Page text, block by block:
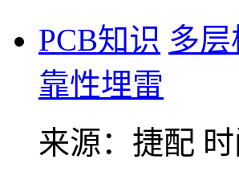
PCB知识 多
靠性埋雷
来源：捷配